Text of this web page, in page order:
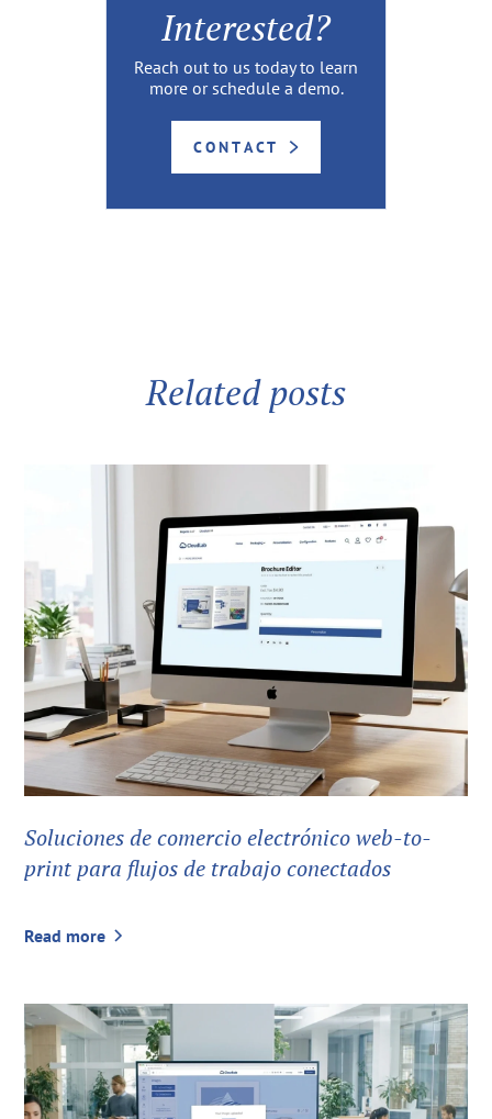
Interested?
Reach out to us today to learn
more or schedule a demo.
CONTACT
Related posts
Soluciones de comercio electrónico web-to-
print para flujos de trabajo conectados
Read more